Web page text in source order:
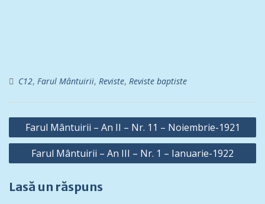
C12, Farul Mântuirii, Reviste, Reviste baptiste
Navigare
în
articole
Farul Mântuirii – An II – Nr. 11 – Noiembrie-1921
Farul Mântuirii – An III – Nr. 1 – Ianuarie-1922
Lasă un răspuns